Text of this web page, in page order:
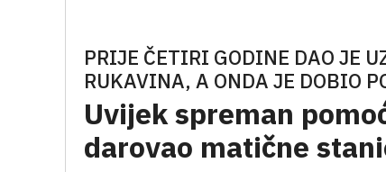
PRIJE ČETIRI GODINE DAO JE
RUKAVINA, A ONDA JE DOBIO
Uvijek spreman
darovao matične